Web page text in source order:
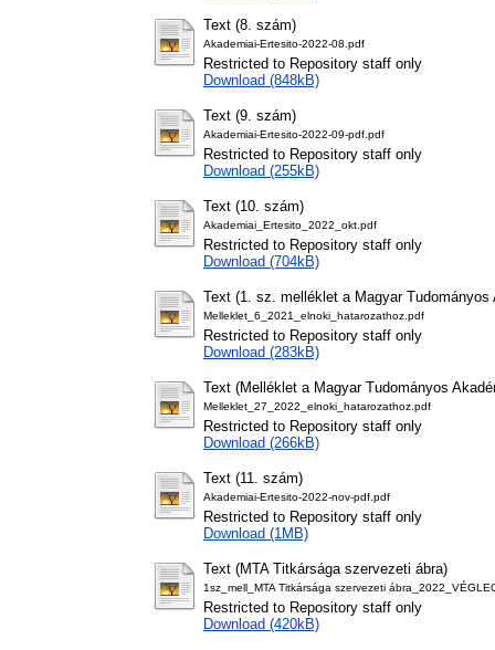
Text (8. szám)
Akademiai-Ertesito-2022-08.pdf
Restricted to Repository staff only
Download (848kB)
Text (9. szám)
Akademiai-Ertesito-2022-09-pdf.pdf
Restricted to Repository staff only
Download (255kB)
Text (10. szám)
Akademiai_Ertesito_2022_okt.pdf
Restricted to Repository staff only
Download (704kB)
Text (1. sz. melléklet a Magyar
Melleklet_6_2021_elnoki_hatarozathoz.pdf
Restricted to Repository staff only
Download (283kB)
Text (Melléklet a Magyar Tudományos
Melleklet_27_2022_elnoki_hatarozathoz.pdf
Restricted to Repository staff only
Download (266kB)
Text (11. szám)
Akademiai-Ertesito-2022-nov-pdf.pdf
Restricted to Repository staff only
Download (1MB)
Text (MTA Titkársága szervezeti ábra)
1sz_mell_MTA Titkársága szervezeti
Restricted to Repository staff only
Download (420kB)